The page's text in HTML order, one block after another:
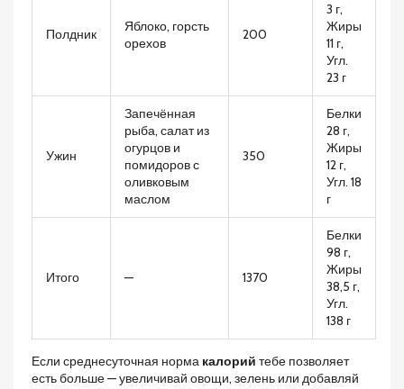
Полдник
Яблоко, горсть
орехов
200
3 г,
Жиры
11 г,
Угл.
23 г
Ужин
Запечённая
рыба, салат из
огурцов и
помидоров с
оливковым
маслом
350
Белки
28 г,
Жиры
12 г,
Угл. 18
г
Итого — 1370
Белки
98 г,
Жиры
38,5 г,
Угл.
138 г
Если среднесуточная норма калорий тебе позволяет
есть больше — увеличивай овощи, зелень или добавляй